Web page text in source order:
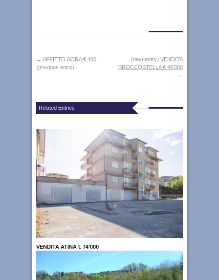
← AFFITTO SORA € 400
(previous entry)
(next entry) VENDITA
BROCCOSTELLA € 46’000
→
Related Entries
VENDITA ATINA € 74’000